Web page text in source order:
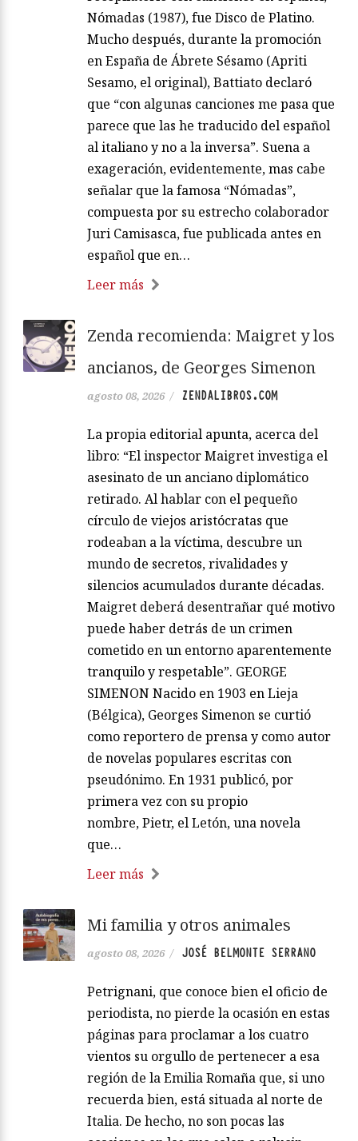
Nómadas (1987), fue Disco de Platino.
Mucho después, durante la promoción
en España de Ábrete Sésamo (Apriti
Sesamo, el original), Battiato declaró
que “con algunas canciones me pasa que
parece que las he traducido del español
al italiano y no a la inversa”. Suena a
exageración, evidentemente, mas cabe
señalar que la famosa “Nómadas”,
compuesta por su estrecho colaborador
Juri Camisasca, fue publicada antes en
español que en…
Leer más
Zenda recomienda: Maigret y los
ancianos, de Georges Simenon
agosto 08, 2026 / ZENDALIBROS.COM
La propia editorial apunta, acerca del
libro: “El inspector Maigret investiga el
asesinato de un anciano diplomático
retirado. Al hablar con el pequeño
círculo de viejos aristócratas que
rodeaban a la víctima, descubre un
mundo de secretos, rivalidades y
silencios acumulados durante décadas.
Maigret deberá desentrañar qué motivo
puede haber detrás de un crimen
cometido en un entorno aparentemente
tranquilo y respetable”. GEORGE
SIMENON Nacido en 1903 en Lieja
(Bélgica), Georges Simenon se curtió
como reportero de prensa y como autor
de novelas populares escritas con
pseudónimo. En 1931 publicó, por
primera vez con su propio
nombre, Pietr, el Letón, una novela
que…
Leer más
Mi familia y otros animales
agosto 08, 2026 / JOSÉ BELMONTE SERRANO
Petrignani, que conoce bien el oficio de
periodista, no pierde la ocasión en estas
páginas para proclamar a los cuatro
vientos su orgullo de pertenecer a esa
región de la Emilia Romaña que, si uno
recuerda bien, está situada al norte de
Italia. De hecho, no son pocas las